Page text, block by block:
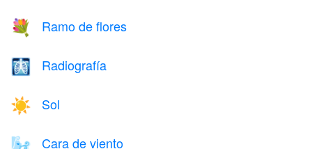
💐 Ramo de flores
🩻 Radiografía
☀️ Sol
🌬️ Cara de viento